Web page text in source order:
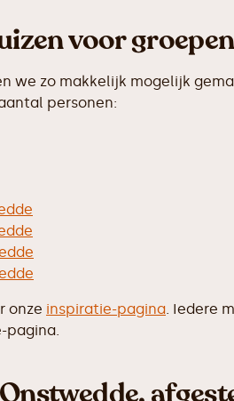
voor groepen
we zo makkelijk mogelijk
personen:
onze inspiratie-pagina. Iedere
pagina.